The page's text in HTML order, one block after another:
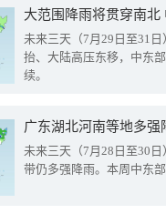
大范围降雨将贯穿南
未来三天（7月29日至31
抬、大陆高压东移，中东
续。
广东湖北河南等地多
未来三天（7月28日至30
带仍多强降雨。本周中东